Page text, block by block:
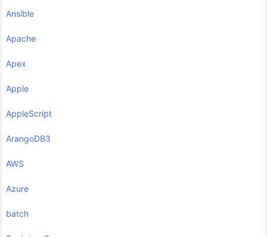
Ansible
Apache
Apex
Apple
AppleScript
ArangoDB3
AWS
Azure
batch